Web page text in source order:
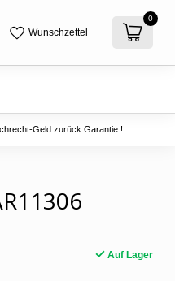
Wunschzettel
0
Geld zurück Garantie !
Auf Lager